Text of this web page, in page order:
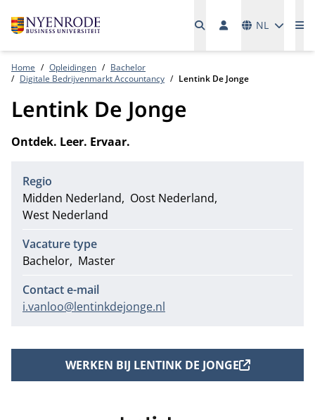
NL
Home Opleidingen
Bachelor
Digitale Bedrijvenmarkt Accountancy
Lentink De Jonge
Lentink De Jonge
Ontdek. Leer. Ervaar.
Regio
Midden Nederland
Oost Nederland
West Nederland
Vacature type
Bachelor Master
Contact e-mail
i.vanloo@lentinkdejonge.nl
WERKEN BIJ LENTINK DE JONGE